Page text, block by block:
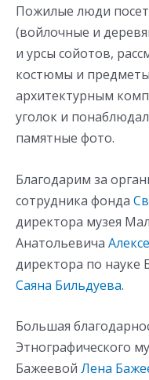
Пожилые люди
(войлочные и
и урсы сойотов,
костюмы и
архитектурным
уголок и
памятные фото.
Благодарим за
сотрудника фонда
директора музея
Анатольевича
директора по науке
Саяна Бильдуева.
Большая
Этнографического
Бажеевой Лена